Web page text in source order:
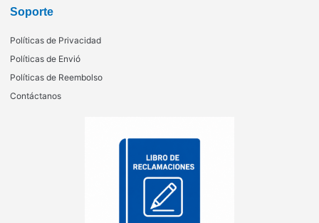
Soporte
Políticas de Privacidad
Políticas de Envió
Políticas de Reembolso
Contáctanos